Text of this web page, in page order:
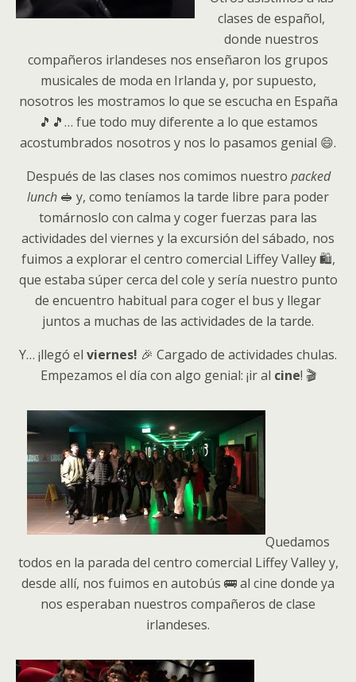
clases de español,
donde nuestros
compañeros irlandeses nos enseñaron los grupos
musicales de moda en Irlanda y, por supuesto,
nosotros les mostramos lo que se escucha en España
🎵🎵… fue todo muy diferente a lo que estamos
acostumbrados nosotros y nos lo pasamos genial 😄.
Después de las clases nos comimos nuestro packed
lunch 🥪 y, como teníamos la tarde libre para poder
tomárnoslo con calma y coger fuerzas para las
actividades del viernes y la excursión del sábado, nos
fuimos a explorar el centro comercial Liffey Valley 🛍️,
que estaba súper cerca del cole y sería nuestro punto
de encuentro habitual para coger el bus y llegar
juntos a muchas de las actividades de la tarde.
Y… ¡llegó el viernes! 🎉 Cargado de actividades chulas.
Empezamos el día con algo genial: ¡ir al cine! 🎬
Quedamos
todos en la parada del centro comercial Liffey Valley y,
desde allí, nos fuimos en autobús 🚌 al cine donde ya
nos esperaban nuestros compañeros de clase
irlandeses.